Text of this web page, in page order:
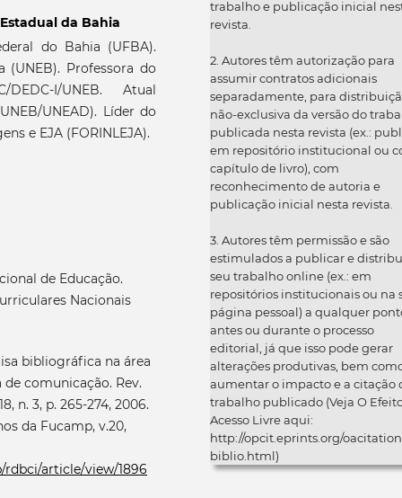
da Bahia
do Bahia (UFBA).
(UNEB). Professora do
I/UNEB. Atual
UNEAD). Líder do
e EJA (FORINLEJA).
de Educação.
Nacionais
bibliográfica na área
comunicação. Rev.
n. 3, p. 265-274, 2006.
da Fucamp, v.20,
rdbci/article/view/1896
trabalho e publicação inicial
revista.
2. Autores têm autorização para
assumir contratos adicionais
separadamente, para
não-exclusiva da versão do
publicada nesta revista (ex.:
em repositório institucional ou
capítulo de livro), com
reconhecimento de autoria e
publicação inicial nesta revista.
3. Autores têm permissão e são
estimulados a publicar e
seu trabalho online (ex.: em
repositórios institucionais ou na
página pessoal) a qualquer
antes ou durante o processo
editorial, já que isso pode gerar
alterações produtivas, bem
aumentar o impacto e a citação
trabalho publicado (Veja O
Acesso Livre aqui:
http://opcit.eprints.org/
biblio.html)